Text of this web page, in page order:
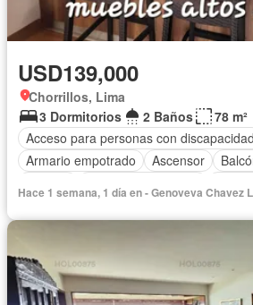
USD139,000
Chorrillos, Lima
3 Dormitorios
2 Baños
78 m²
Acceso para personas con discapacidad
Armario empotrado
Ascensor
Sin amoblar
Hace 1 semana, 1 día en - Genoveva Chavez